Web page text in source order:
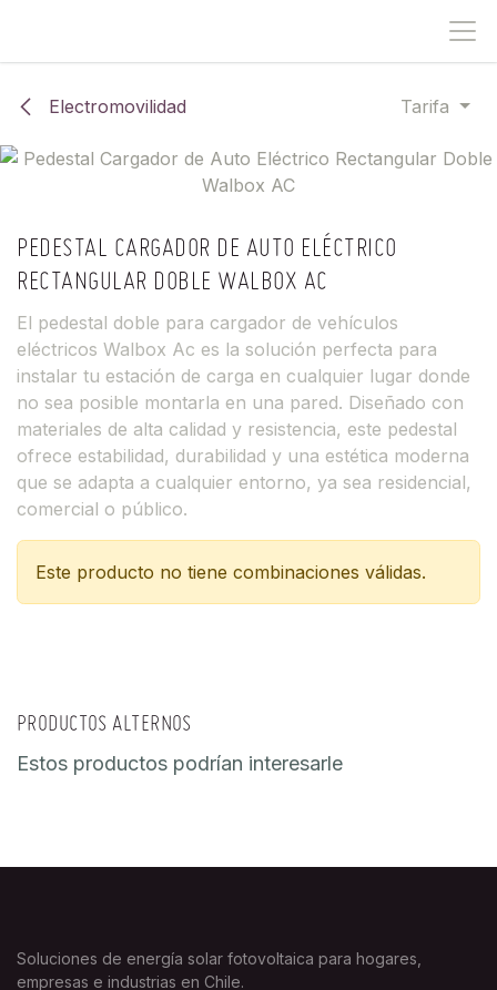
Electromovilidad Tarifa
PEDESTAL CARGADOR DE AUTO ELÉCTRICO
RECTANGULAR DOBLE WALBOX AC
El pedestal doble para cargador de vehículos
eléctricos Walbox Ac es la solución perfecta para
instalar tu estación de carga en cualquier lugar donde
no sea posible montarla en una pared. Diseñado con
materiales de alta calidad y resistencia, este pedestal
ofrece estabilidad, durabilidad y una estética moderna
que se adapta a cualquier entorno, ya sea residencial,
comercial o público.
Este producto no tiene combinaciones válidas.
PRODUCTOS ALTERNOS
Estos productos podrían interesarle
Soluciones de energía solar fotovoltaica para hogares,
empresas e industrias en Chile.